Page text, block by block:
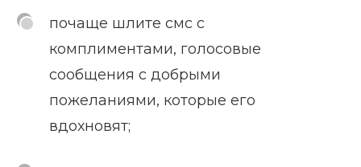
почаще шлите смс с
комплиментами, голосовые
сообщения с добрыми
пожеланиями, которые его
вдохновят;